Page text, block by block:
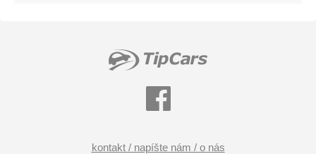
kontakt / napíšte nám / o nás